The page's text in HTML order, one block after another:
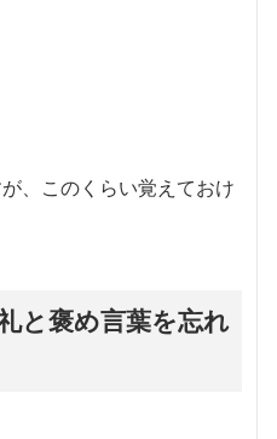
、このくらい覚えておけ
と褒め言葉を忘れ